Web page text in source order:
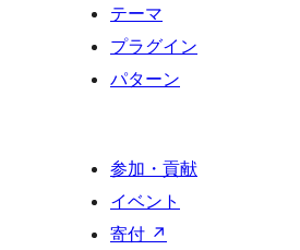
テーマ
プラグイン
パターン
参加・貢献
イベント
寄付 ↗